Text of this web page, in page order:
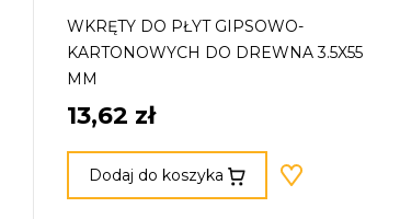
WKRĘTY DO PŁYT GIPSOWO-
KARTONOWYCH DO DREWNA 3.5X55
MM
13,62 zł
Dodaj do koszyka